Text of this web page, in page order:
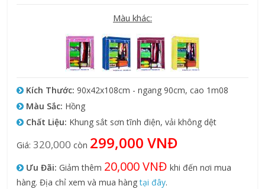
Màu khác:
Kích Thước: 90x42x108cm - ngang 90cm, cao 1m08
Màu Sắc: Hồng
Chất Liệu: Khung sắt sơn tĩnh điện, vải không dệt
Giá:320,000còn 299,000 VNĐ
Ưu Đãi: Giảm thêm 20,000 VNĐ khi đến nơi mua
hàng. Địa chỉ xem và mua hàngtại đây.